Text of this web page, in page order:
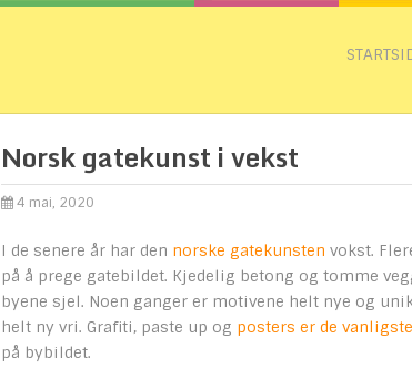
Norsk gatekunst i vekst
4 mai, 2020
I de senere år har den norske gatekunsten vokst.
på å prege gatebildet. Kjedelig betong og tomme
byene sjel. Noen ganger er motivene helt nye og
helt ny vri. Grafiti, paste up og posters er de vanligste
på bybildet.